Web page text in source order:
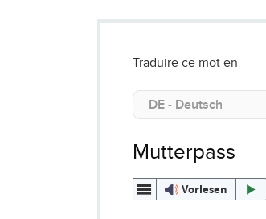
Traduire ce mot en
Mutterpass
Vorlesen